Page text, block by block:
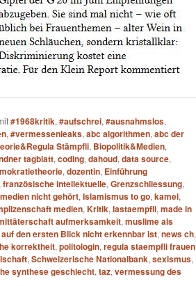
#1968kritik, #aufschrei, #ausnahmslos,
, #vermessenleaks, abc algorithmen, abc der
Stämpfli, Biopolitik&Medien,
tagblatt, coding, dahoud, data source,
, dozentin, Einführung
französische intellektuelle, Grenzschliessung,
nicht gehört, Islamismus to go, kamel,
medien, Kritik, lastaempfli, made in
aufmerksamkeit, muslime als
den ersten Blick nicht erkennbar ist, news ch,
korrektheit, politologin, regula staempfli frauen
, Schweizerische Nationalbank, sexismus,
synthese geschlecht, taz, vermessung des